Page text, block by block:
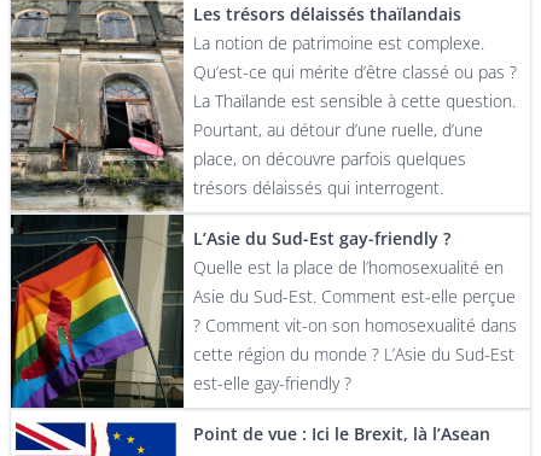
Les trésors délaissés thaïlandais
La notion de patrimoine est complexe.
Qu’est-ce qui mérite d’être classé ou pas ?
La Thaïlande est sensible à cette question.
Pourtant, au détour d’une ruelle, d’une
place, on découvre parfois quelques
trésors délaissés qui interrogent.
L’Asie du Sud-Est gay-friendly ?
Quelle est la place de l’homosexualité en
Asie du Sud-Est. Comment est-elle perçue
? Comment vit-on son homosexualité dans
cette région du monde ? L’Asie du Sud-Est
est-elle gay-friendly ?
Point de vue : Ici le Brexit, là l’Asean